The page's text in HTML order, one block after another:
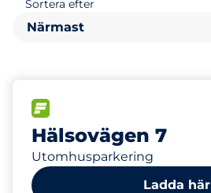
Sortera efter
Närmast
Hälsovägen 7
Utomhusparkering
Ladda här